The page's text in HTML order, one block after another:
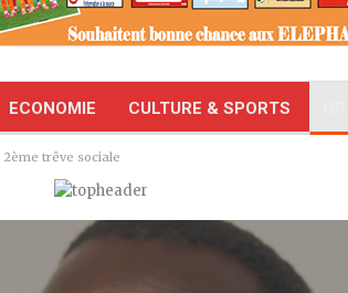
ECONOMIE CULTURE & SPORTS
2ème trêve sociale